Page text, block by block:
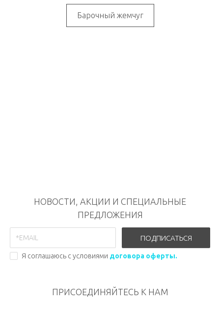
Барочный жемчуг
НОВОСТИ, АКЦИИ И СПЕЦИАЛЬНЫЕ
ПРЕДЛОЖЕНИЯ
ПОДПИСАТЬСЯ
Я соглашаюсь с условиями договора оферты.
ПРИСОЕДИНЯЙТЕСЬ К НАМ